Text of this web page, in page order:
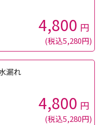
4,800 円
(税込5,280円)
漏れ
4,800 円
(税込5,280円)